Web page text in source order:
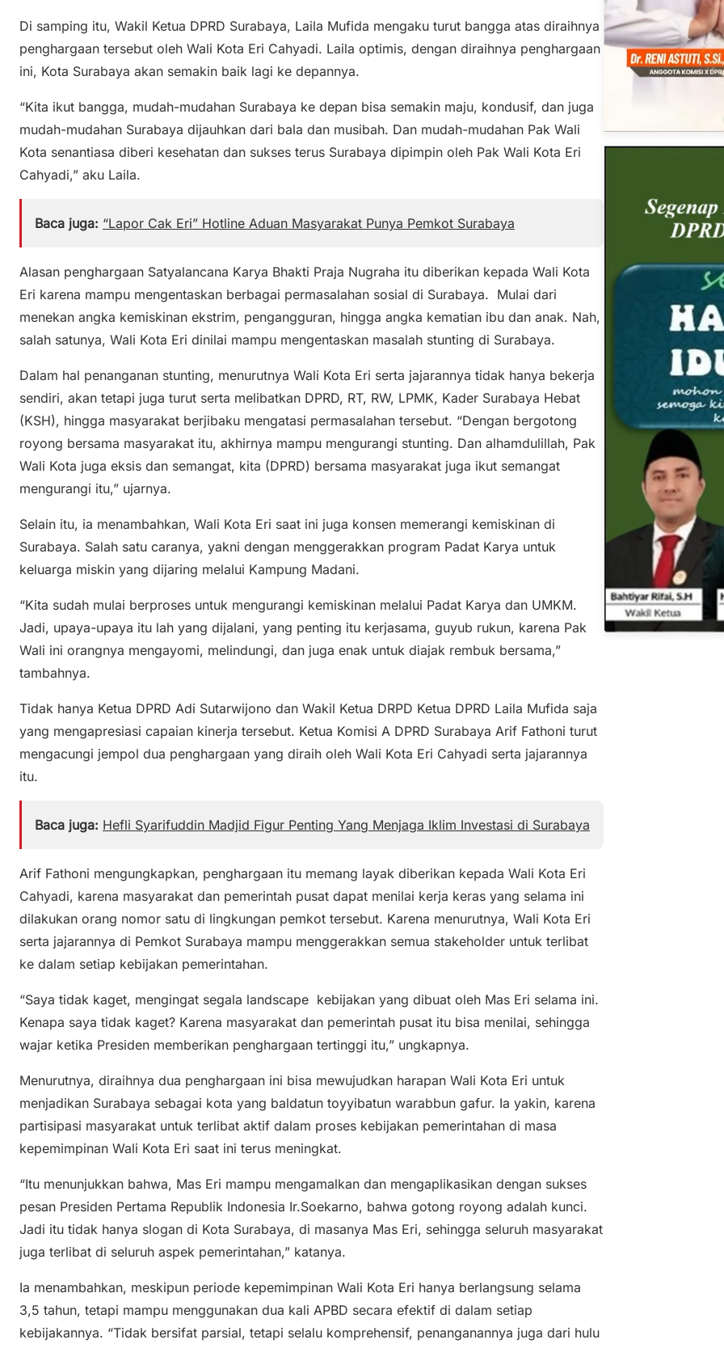
Di samping itu, Wakil Ketua DPRD Surabaya, Laila Mufida mengaku turut bangga atas diraihnya
penghargaan tersebut oleh Wali Kota Eri Cahyadi. Laila optimis, dengan diraihnya penghargaan
ini, Kota Surabaya akan semakin baik lagi ke depannya.
“Kita ikut bangga, mudah-mudahan Surabaya ke depan bisa semakin maju, kondusif, dan juga
mudah-mudahan Surabaya dijauhkan dari bala dan musibah. Dan mudah-mudahan Pak Wali
Kota senantiasa diberi kesehatan dan sukses terus Surabaya dipimpin oleh Pak Wali Kota Eri
Cahyadi,” aku Laila.
Baca juga: “Lapor Cak Eri” Hotline Aduan Masyarakat Punya Pemkot Surabaya
Alasan penghargaan Satyalancana Karya Bhakti Praja Nugraha itu diberikan kepada Wali Kota
Eri karena mampu mengentaskan berbagai permasalahan sosial di Surabaya. Mulai dari
menekan angka kemiskinan ekstrim, pengangguran, hingga angka kematian ibu dan anak. Nah,
salah satunya, Wali Kota Eri dinilai mampu mengentaskan masalah stunting di Surabaya.
Dalam hal penanganan stunting, menurutnya Wali Kota Eri serta jajarannya tidak hanya bekerja
sendiri, akan tetapi juga turut serta melibatkan DPRD, RT, RW, LPMK, Kader Surabaya Hebat
(KSH), hingga masyarakat berjibaku mengatasi permasalahan tersebut. “Dengan bergotong
royong bersama masyarakat itu, akhirnya mampu mengurangi stunting. Dan alhamdulillah, Pak
Wali Kota juga eksis dan semangat, kita (DPRD) bersama masyarakat juga ikut semangat
mengurangi itu,” ujarnya.
Selain itu, ia menambahkan, Wali Kota Eri saat ini juga konsen memerangi kemiskinan di
Surabaya. Salah satu caranya, yakni dengan menggerakkan program Padat Karya untuk
keluarga miskin yang dijaring melalui Kampung Madani.
“Kita sudah mulai berproses untuk mengurangi kemiskinan melalui Padat Karya dan UMKM.
Jadi, upaya-upaya itu lah yang dijalani, yang penting itu kerjasama, guyub rukun, karena Pak
Wali ini orangnya mengayomi, melindungi, dan juga enak untuk diajak rembuk bersama,”
tambahnya.
Tidak hanya Ketua DPRD Adi Sutarwijono dan Wakil Ketua DRPD Ketua DPRD Laila Mufida saja
yang mengapresiasi capaian kinerja tersebut. Ketua Komisi A DPRD Surabaya Arif Fathoni turut
mengacungi jempol dua penghargaan yang diraih oleh Wali Kota Eri Cahyadi serta jajarannya
itu.
Baca juga: Hefli Syarifuddin Madjid Figur Penting Yang Menjaga Iklim Investasi di Surabaya
Arif Fathoni mengungkapkan, penghargaan itu memang layak diberikan kepada Wali Kota Eri
Cahyadi, karena masyarakat dan pemerintah pusat dapat menilai kerja keras yang selama ini
dilakukan orang nomor satu di lingkungan pemkot tersebut. Karena menurutnya, Wali Kota Eri
serta jajarannya di Pemkot Surabaya mampu menggerakkan semua stakeholder untuk terlibat
ke dalam setiap kebijakan pemerintahan.
“Saya tidak kaget, mengingat segala landscape kebijakan yang dibuat oleh Mas Eri selama ini.
Kenapa saya tidak kaget? Karena masyarakat dan pemerintah pusat itu bisa menilai, sehingga
wajar ketika Presiden memberikan penghargaan tertinggi itu,” ungkapnya.
Menurutnya, diraihnya dua penghargaan ini bisa mewujudkan harapan Wali Kota Eri untuk
menjadikan Surabaya sebagai kota yang baldatun toyyibatun warabbun gafur. Ia yakin, karena
partisipasi masyarakat untuk terlibat aktif dalam proses kebijakan pemerintahan di masa
kepemimpinan Wali Kota Eri saat ini terus meningkat.
“Itu menunjukkan bahwa, Mas Eri mampu mengamalkan dan mengaplikasikan dengan sukses
pesan Presiden Pertama Republik Indonesia Ir.Soekarno, bahwa gotong royong adalah kunci.
Jadi itu tidak hanya slogan di Kota Surabaya, di masanya Mas Eri, sehingga seluruh masyarakat
juga terlibat di seluruh aspek pemerintahan,” katanya.
Ia menambahkan, meskipun periode kepemimpinan Wali Kota Eri hanya berlangsung selama
3,5 tahun, tetapi mampu menggunakan dua kali APBD secara efektif di dalam setiap
kebijakannya. “Tidak bersifat parsial, tetapi selalu komprehensif, penanganannya juga dari hulu